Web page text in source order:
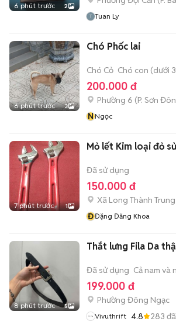
6 phút trước 2
Tuan Ly
6 phút trước 3
Chó Phốc lai
Chó Cỏ Chó con (dưới
200.000 đ
Phường 6 (P. Sơn
NNgọc
7 phút trước 1
Mỏ lết Kim loại đỏ
Đã sử dụng
150.000 đ
Xã Long Thành Trung
ĐĐặng Đăng Khoa
8 phút trước 5
Thắt lưng Fila Da
Đã sử dụng Cả nam và
199.000 đ
Phường Đông Ngạc
Vivuthrift 4.8 283